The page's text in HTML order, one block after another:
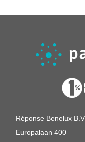
Réponse Benelux B.V.
Europalaan 400